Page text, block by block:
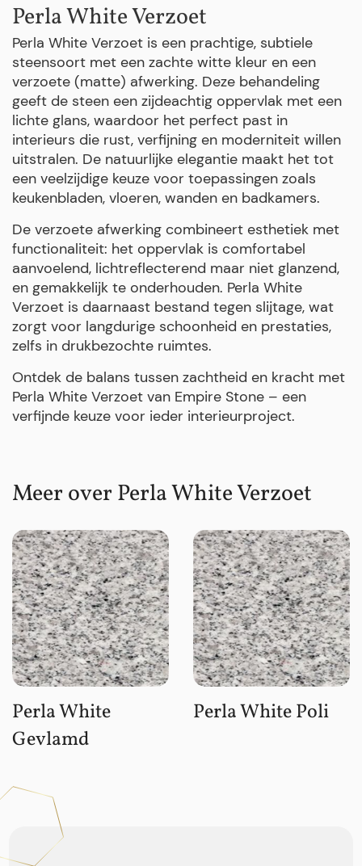
Perla White Verzoet
Perla White Verzoet is een prachtige, subtiele
steensoort met een zachte witte kleur en een
verzoete (matte) afwerking. Deze behandeling
geeft de steen een zijdeachtig oppervlak met een
lichte glans, waardoor het perfect past in
interieurs die rust, verfijning en moderniteit willen
uitstralen. De natuurlijke elegantie maakt het tot
een veelzijdige keuze voor toepassingen zoals
keukenbladen, vloeren, wanden en badkamers.
De verzoete afwerking combineert esthetiek met
functionaliteit: het oppervlak is comfortabel
aanvoelend, lichtreflecterend maar niet glanzend,
en gemakkelijk te onderhouden. Perla White
Verzoet is daarnaast bestand tegen slijtage, wat
zorgt voor langdurige schoonheid en prestaties,
zelfs in drukbezochte ruimtes.
Ontdek de balans tussen zachtheid en kracht met
Perla White Verzoet van Empire Stone – een
verfijnde keuze voor ieder interieurproject.
Meer over Perla White Verzoet
Perla White
Gevlamd
Perla White Poli